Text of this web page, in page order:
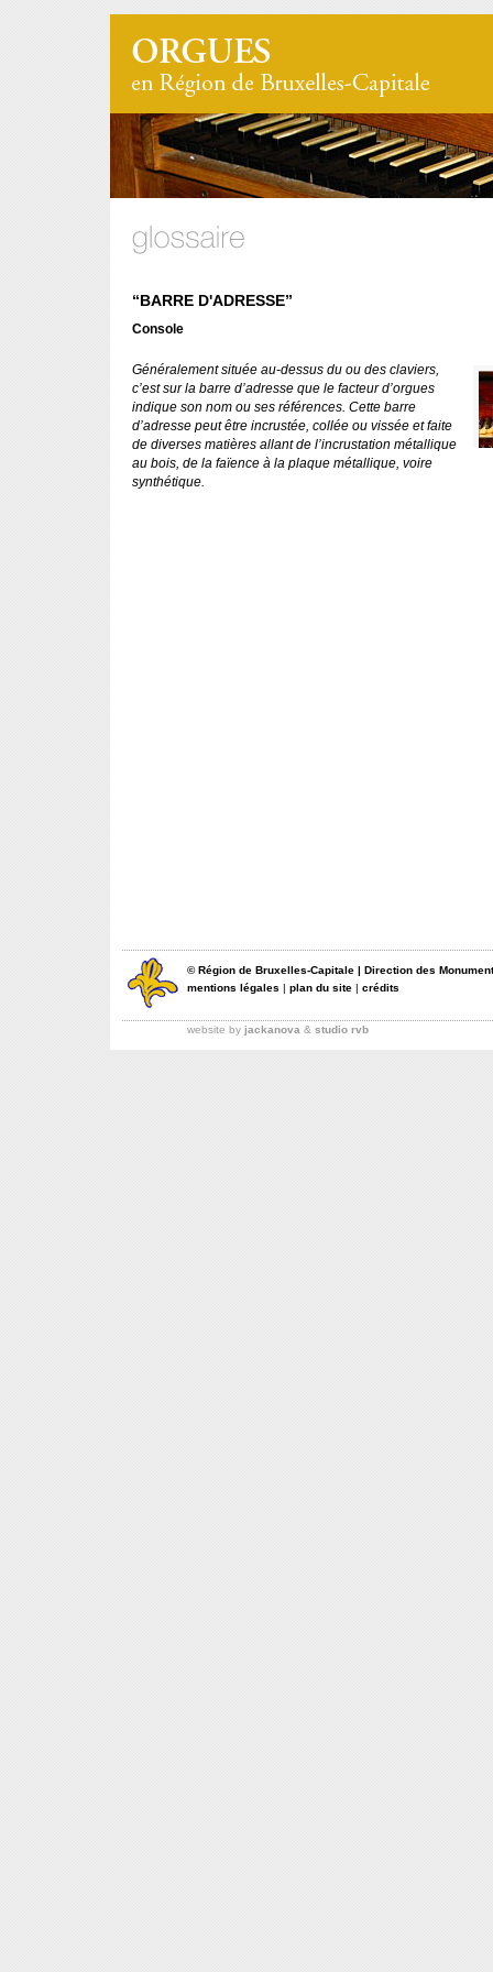
“BARRE D'ADRESSE”
Console
Généralement située au-dessus du ou des claviers,
c’est sur la barre d’adresse que le facteur d’orgues
indique son nom ou ses références. Cette barre
d’adresse peut être incrustée, collée ou vissée et faite
de diverses matières allant de l’incrustation métallique
au bois, de la faïence à la plaque métallique, voire
synthétique.
©Région de Bruxelles-Capitale | Direction des
mentions légales | plan du site | crédits
website by jackanova & studio rvb